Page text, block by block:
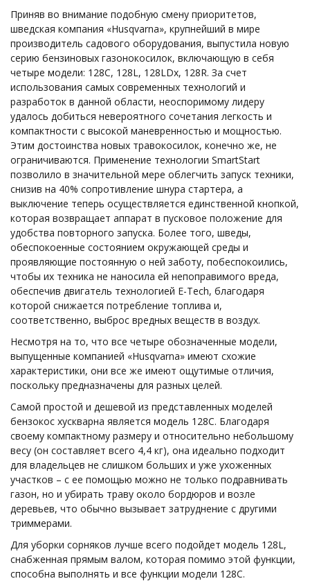
Приняв во внимание подобную смену приоритетов,
шведская компания «Husqvarna», крупнейший в мире
производитель садового оборудования, выпустила новую
серию бензиновых газонокосилок, включающую в себя
четыре модели: 128C, 128L, 128LDx, 128R. За счет
использования самых современных технологий и
разработок в данной области, неоспоримому лидеру
удалось добиться невероятного сочетания легкость и
компактности с высокой маневренностью и мощностью.
Этим достоинства новых травокосилок, конечно же, не
ограничиваются. Применение технологии SmartStart
позволило в значительной мере облегчить запуск техники,
снизив на 40% сопротивление шнура стартера, а
выключение теперь осуществляется единственной кнопкой,
которая возвращает аппарат в пусковое положение для
удобства повторного запуска. Более того, шведы,
обеспокоенные состоянием окружающей среды и
проявляющие постоянную о ней заботу, побеспокоились,
чтобы их техника не наносила ей непоправимого вреда,
обеспечив двигатель технологией E-Tech, благодаря
которой снижается потребление топлива и,
соответственно, выброс вредных веществ в воздух.
Несмотря на то, что все четыре обозначенные модели,
выпущенные компанией «Husqvarna» имеют схожие
характеристики, они все же имеют ощутимые отличия,
поскольку предназначены для разных целей.
Самой простой и дешевой из представленных моделей
бензокос хускварна является модель 128C. Благодаря
своему компактному размеру и относительно небольшому
весу (он составляет всего 4,4 кг), она идеально подходит
для владельцев не слишком больших и уже ухоженных
участков – с ее помощью можно не только подравнивать
газон, но и убирать траву около бордюров и возле
деревьев, что обычно вызывает затруднение с другими
триммерами.
Для уборки сорняков лучше всего подойдет модель 128L,
снабженная прямым валом, которая помимо этой функции,
способна выполнять и все функции модели 128C.